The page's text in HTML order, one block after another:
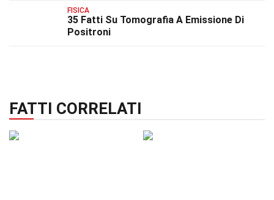
FISICA
35 Fatti Su Tomografia A Emissione Di
Positroni
FATTI CORRELATI